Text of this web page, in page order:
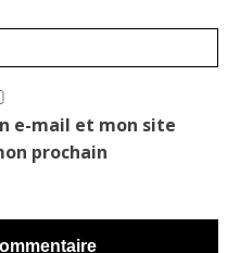
e-mail et mon site
prochain